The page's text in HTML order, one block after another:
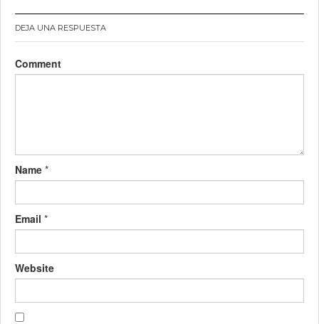
DEJA UNA RESPUESTA
Comment
Name *
Email *
Website